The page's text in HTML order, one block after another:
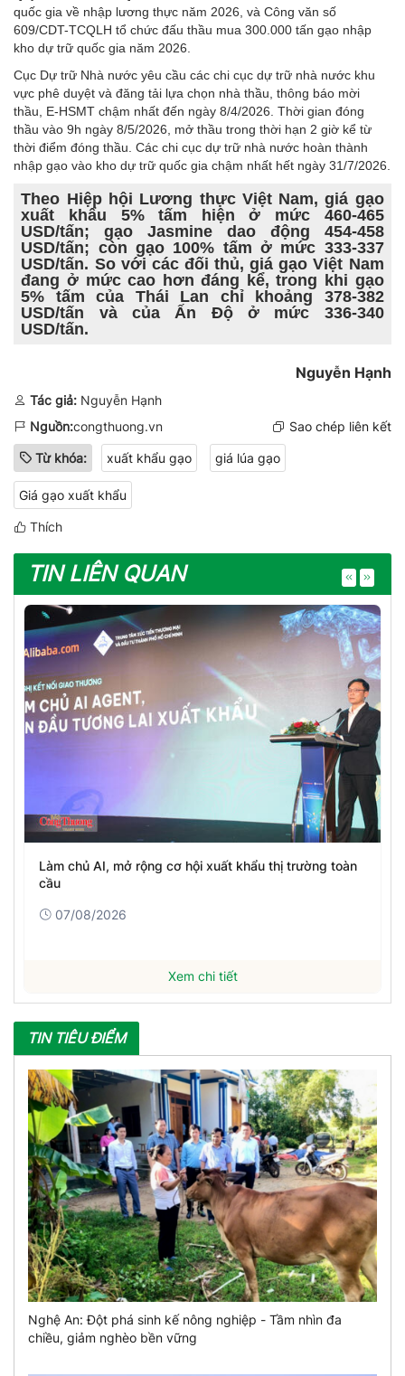
quốc gia về nhập lương thực năm 2026, và Công văn số
609/CDT-TCQLH tổ chức đấu thầu mua 300.000 tấn gạo nhập
kho dự trữ quốc gia năm 2026.
Cục Dự trữ Nhà nước yêu cầu các chi cục dự trữ nhà nước khu
vực phê duyệt và đăng tải lựa chọn nhà thầu, thông báo mời
thầu, E-HSMT chậm nhất đến ngày 8/4/2026. Thời gian đóng
thầu vào 9h ngày 8/5/2026, mở thầu trong thời hạn 2 giờ kể từ
thời điểm đóng thầu. Các chi cục dự trữ nhà nước hoàn thành
nhập gạo vào kho dự trữ quốc gia chậm nhất hết ngày 31/7/2026.
Theo Hiệp hội Lương thực Việt Nam, giá gạo
xuất khẩu 5% tấm hiện ở mức 460-465
USD/tấn; gạo Jasmine dao động 454-458
USD/tấn; còn gạo 100% tấm ở mức 333-337
USD/tấn. So với các đối thủ, giá gạo Việt Nam
đang ở mức cao hơn đáng kể, trong khi gạo
5% tấm của Thái Lan chỉ khoảng 378-382
USD/tấn và của Ấn Độ ở mức 336-340
USD/tấn.
Nguyễn Hạnh
Tác giả: Nguyễn Hạnh
Nguồn:congthuong.vn Sao chép liên kết
Từ khóa: xuất khẩu gạo giá lúa gạo
Giá gạo xuất khẩu
Thích
TIN LIÊN QUAN
Làm chủ AI, mở rộng cơ hội xuất khẩu thị trường toàn
cầu
07/08/2026
Xem chi tiết
TIN TIÊU ĐIỂM
Nghệ An: Đột phá sinh kế nông nghiệp - Tầm nhìn đa
chiều, giảm nghèo bền vững